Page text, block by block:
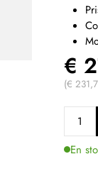
€
(€
En